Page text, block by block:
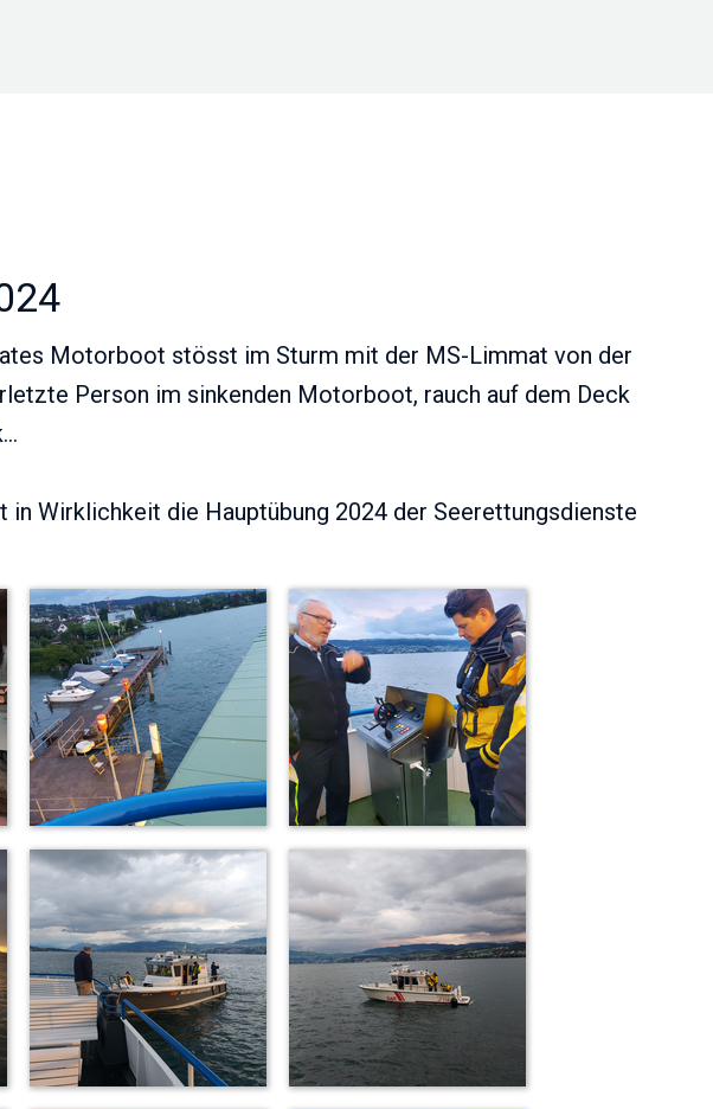
Motorboot stösst im Sturm mit der MS-Limmat von der
Person im sinkenden Motorboot, rauch auf dem Deck
Wirklichkeit die Hauptübung 2024 der Seerettungsdienste